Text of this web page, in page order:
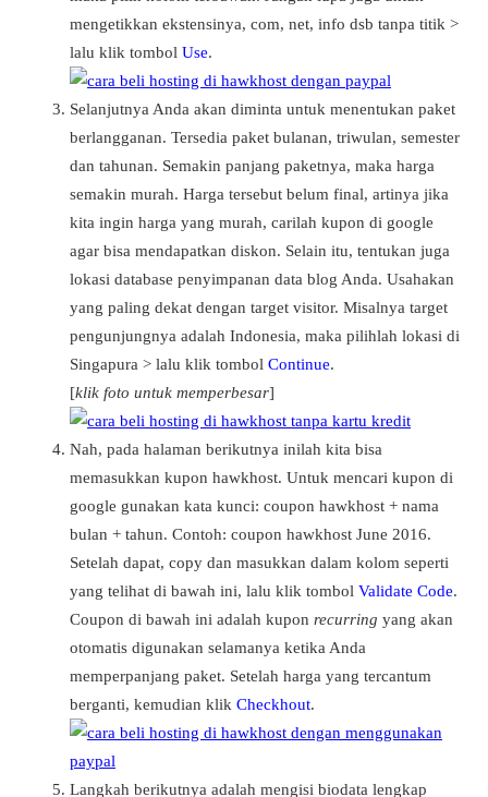
mengetikkan ekstensinya, com, net, info dsb tanpa titik >
lalu klik tombol Use.
Selanjutnya Anda akan diminta untuk menentukan paket
berlangganan. Tersedia paket bulanan, triwulan, semester
dan tahunan. Semakin panjang paketnya, maka harga
semakin murah. Harga tersebut belum final, artinya jika
kita ingin harga yang murah, carilah kupon di google
agar bisa mendapatkan diskon. Selain itu, tentukan juga
lokasi database penyimpanan data blog Anda. Usahakan
yang paling dekat dengan target visitor. Misalnya target
pengunjungnya adalah Indonesia, maka pilihlah lokasi di
Singapura > lalu klik tombol Continue.
[klik foto untuk memperbesar]
Nah, pada halaman berikutnya inilah kita bisa
memasukkan kupon hawkhost. Untuk mencari kupon di
google gunakan kata kunci: coupon hawkhost + nama
bulan + tahun. Contoh: coupon hawkhost June 2016.
Setelah dapat, copy dan masukkan dalam kolom seperti
yang telihat di bawah ini, lalu klik tombol Validate Code.
Coupon di bawah ini adalah kupon recurring yang akan
otomatis digunakan selamanya ketika Anda
memperpanjang paket. Setelah harga yang tercantum
berganti, kemudian klik Checkhout.
Langkah berikutnya adalah mengisi biodata lengkap